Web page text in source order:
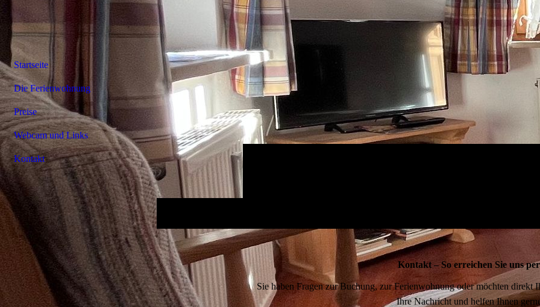
Kontakt – So erreichen Sie uns
Sie haben Fragen zur Buchung, zur Ferienwohnung oder möchten direkt
Ihre Nachricht und helfen Ihnen
Startseite
Die Ferienwohnung
Preise
Webcam und Links
Kontakt